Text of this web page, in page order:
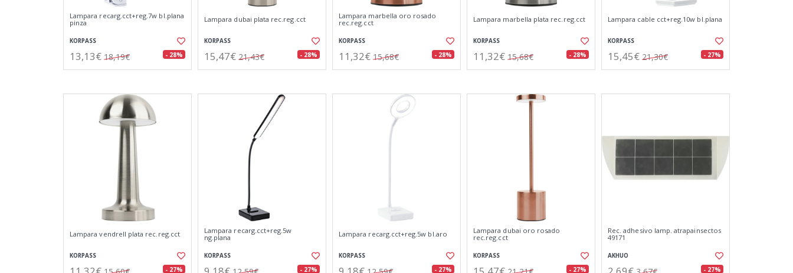
Lampara recarg.cct+reg.7w bl.plana
pinza
KORPASS
13,13€ 18,19€ - 28%
Lampara dubai plata rec.reg.cct
KORPASS
15,47€ 21,43€ - 28%
Lampara marbella oro rosado
rec.reg.cct
KORPASS
11,32€ 15,68€ - 28%
Lampara marbella plata rec.reg.cct
KORPASS
11,32€ 15,68€ - 28%
Lampara cable cct+reg.10w bl.plana
KORPASS
15,45€ 21,30€ - 27%
Lampara vendrell plata rec.reg.cct
KORPASS
- 27%
Lampara recarg.cct+reg.5w
ng.plana
KORPASS
- 27%
Lampara recarg.cct+reg.5w bl.aro
KORPASS
- 27%
Lampara dubai oro rosado
rec.reg.cct
KORPASS
- 27%
Rec. adhesivo lamp. atrapainsectos
49171
AKHUO
- 27%